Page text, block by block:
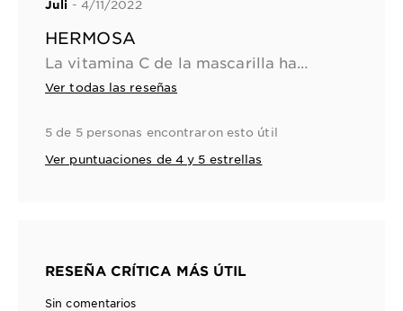
Juli - 4/11/2022
HERMOSA
Ver todas las reseñas
5 de 5 personas encontraron esto útil
Ver puntuaciones de 4 y 5 estrellas
RESEÑA CRÍTICA MÁS ÚTIL
Sin comentarios